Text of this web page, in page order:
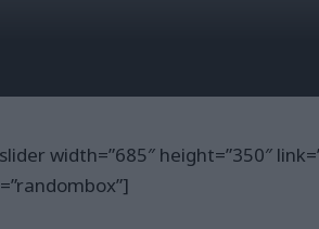
width=”685″ height=”350″